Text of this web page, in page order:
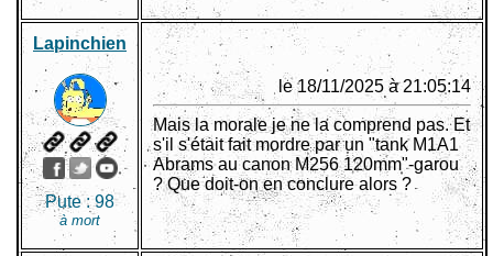
Lapinchien
Pute :98
à mort
le 18/11/2025 à 21:05:14
Mais la morale je ne la comprend pas. Et
s'il s'était fait mordre par un "tank M1A1
Abrams au canon M256 120mm"-garou
? Que doit-on en conclure alors ?